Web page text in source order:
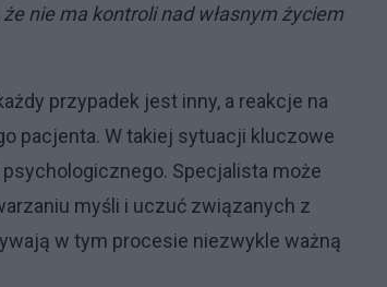
nie ma kontroli nad własnym życiem
przypadek jest inny, a reakcje na
pacjenta. W takiej sytuacji kluczowe
Specjalista może
myśli i uczuć związanych z
w tym procesie niezwykle ważną